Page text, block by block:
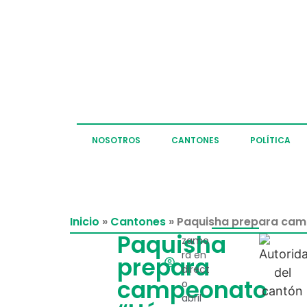
NOSOTROS CANTONES POLÍTICA
Inicio » Cantones » Paquisha prepara
Paquisha
prepara
campeonato
zamo
ra en
direct
o
abril